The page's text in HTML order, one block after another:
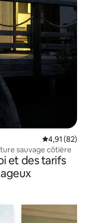
Évaluation
4,91 (82)
sauvage côtière
et des tarifs